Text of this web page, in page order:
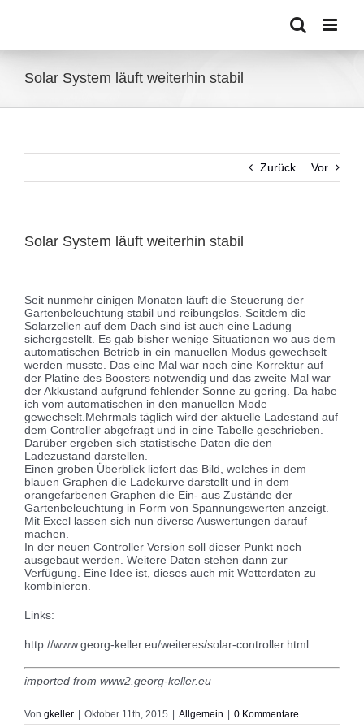
Solar System läuft weiterhin stabil
Zurück Vor
Solar System läuft weiterhin stabil
Bild
Seit nunmehr einigen Monaten läuft die Steuerung der
Gartenbeleuchtung stabil und reibungslos. Seitdem die
Solarzellen auf dem Dach sind ist auch eine Ladung
sichergestellt. Es gab bisher wenige Situationen wo aus dem
automatischen Betrieb in ein manuellen Modus gewechselt
werden musste. Das eine Mal war noch eine Korrektur auf
der Platine des Boosters notwendig und das zweite Mal war
der Akkustand aufgrund fehlender Sonne zu gering. Da habe
ich vom automatischen in den manuellen Mode
gewechselt. Mehrmals täglich wird der aktuelle Ladestand auf
dem Controller abgefragt und in eine Tabelle geschrieben.
Darüber ergeben sich statistische Daten die den
Ladezustand darstellen.
Einen groben Überblick liefert das Bild, welches in dem
blauen Graphen die Ladekurve darstellt und in dem
orangefarbenen Graphen die Ein- aus Zustände der
Gartenbeleuchtung in Form von Spannungswerten anzeigt.
Mit Excel lassen sich nun diverse Auswertungen darauf
machen.
In der neuen Controller Version soll dieser Punkt noch
ausgebaut werden. Weitere Daten stehen dann zur
Verfügung. Eine Idee ist, dieses auch mit Wetterdaten zu
kombinieren.
Links:
http://www.georg-keller.eu/weiteres/solar-controller.html
imported from www2.georg-keller.eu
Von gkeller | Oktober 11th, 2015 | Allgemein | 0 Kommentare